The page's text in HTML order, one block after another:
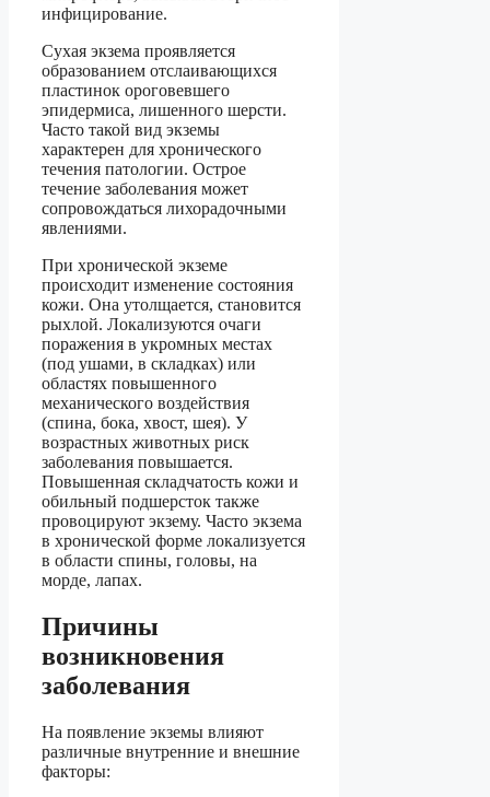
инфицирование.
Сухая экзема проявляется
образованием отслаивающихся
пластинок ороговевшего
эпидермиса, лишенного шерсти.
Часто такой вид экземы
характерен для хронического
течения патологии. Острое
течение заболевания может
сопровождаться лихорадочными
явлениями.
При хронической экземе
происходит изменение состояния
кожи. Она утолщается, становится
рыхлой. Локализуются очаги
поражения в укромных местах
(под ушами, в складках) или
областях повышенного
механического воздействия
(спина, бока, хвост, шея). У
возрастных животных риск
заболевания повышается.
Повышенная складчатость кожи и
обильный подшерсток также
провоцируют экзему. Часто экзема
в хронической форме локализуется
в области спины, головы, на
морде, лапах.
Причины
возникновения
заболевания
На появление экземы влияют
различные внутренние и внешние
факторы: